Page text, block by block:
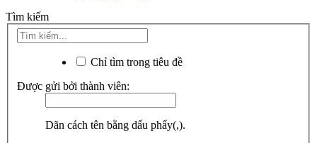
Tìm kiếm
Chỉ tìm trong tiêu đề
Được gửi bởi thành viên:
Dãn cách tên bằng dấu phẩy(,).